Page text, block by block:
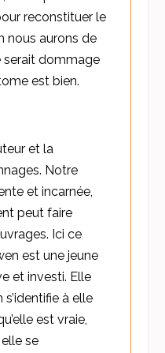
reconstituer le
nous aurons de
serait dommage
est bien.
et la
Notre
et incarnée,
peut faire
Ici ce
est une jeune
et investi. Elle
à elle
est vraie,
se